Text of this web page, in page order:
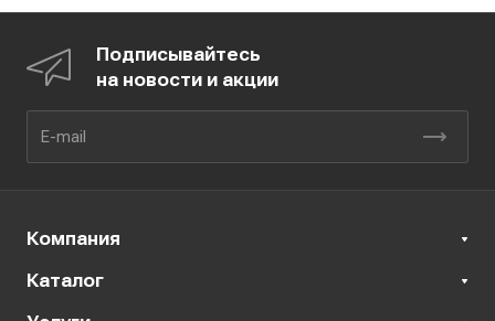
Подписывайтесь
на новости и акции
Компания
Каталог